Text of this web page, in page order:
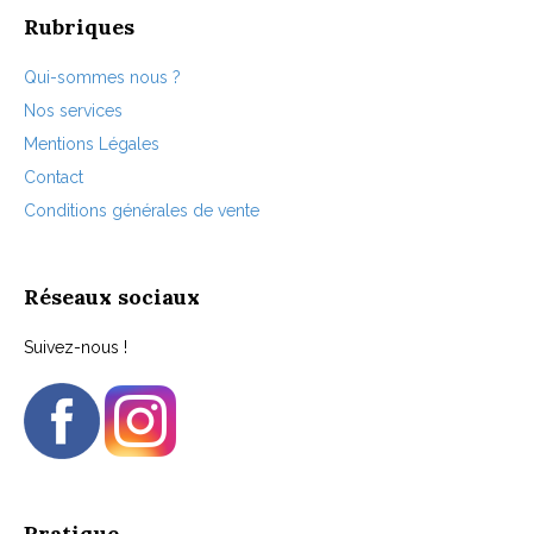
Rubriques
Qui-sommes nous ?
Nos services
Mentions Légales
Contact
Conditions générales de vente
Réseaux sociaux
Suivez-nous !